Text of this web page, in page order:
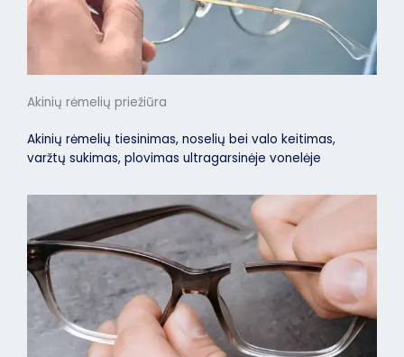
Akinių rėmelių priežiūra
Akinių rėmelių tiesinimas, noselių bei valo keitimas,
varžtų sukimas, plovimas ultragarsinėje vonelėje